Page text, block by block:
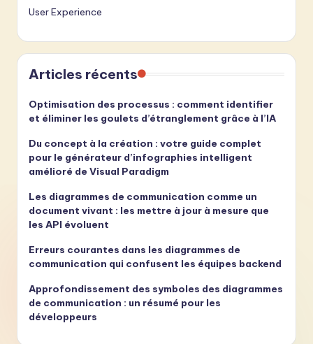
User Experience
Articles récents
Optimisation des processus : comment identifier
et éliminer les goulets d’étranglement grâce à l’IA
Du concept à la création : votre guide complet
pour le générateur d’infographies intelligent
amélioré de Visual Paradigm
Les diagrammes de communication comme un
document vivant : les mettre à jour à mesure que
les API évoluent
Erreurs courantes dans les diagrammes de
communication qui confusent les équipes backend
Approfondissement des symboles des diagrammes
de communication : un résumé pour les
développeurs